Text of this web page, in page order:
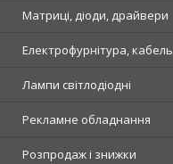
Матриці, діоди, драйвери
Електрофурнітура, кабель
Лампи світлодіодні
Рекламне обладнання
Розпродаж і знижки